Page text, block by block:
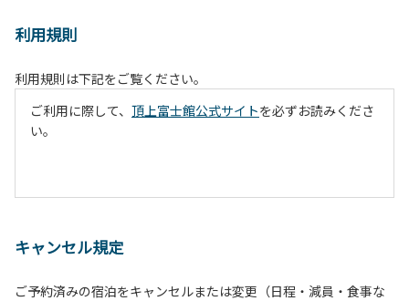
利用規則
利用規則は下記をご覧ください。
ご利用に際して、 頂上富士館公式サイトを必ずお読みくださ
い。
キャンセル規定
ご予約済みの宿泊をキャンセルまたは変更（日程・減員・食事な